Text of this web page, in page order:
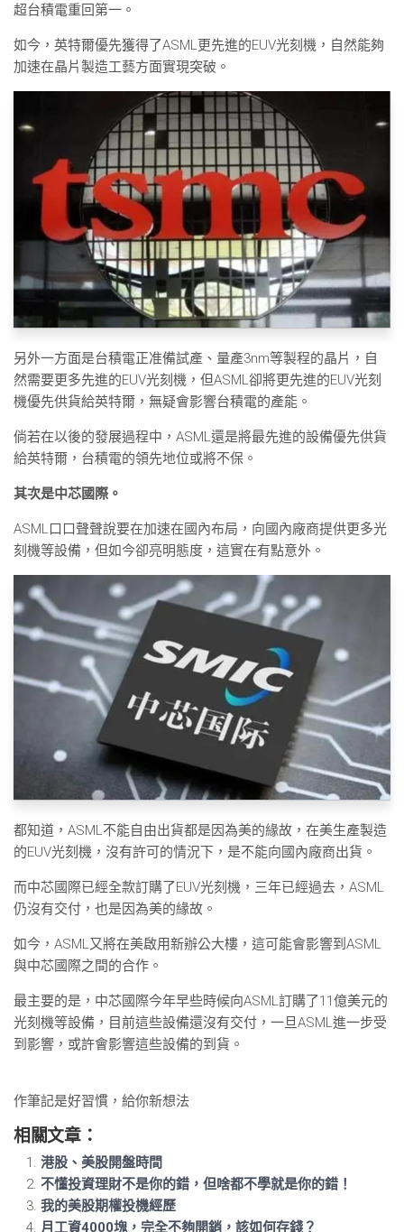
超台積電重回第一。
如今，英特爾優先獲得了ASML更先進的EUV光刻機，自然能夠
加速在晶片製造工藝方面實現突破。
另外一方面是台積電正准備試產、量產3nm等製程的晶片，自
然需要更多先進的EUV光刻機，但ASML卻將更先進的EUV光刻
機優先供貨給英特爾，無疑會影響台積電的產能。
倘若在以後的發展過程中，ASML還是將最先進的設備優先供貨
給英特爾，台積電的領先地位或將不保。
其次是中芯國際。
ASML口口聲聲說要在加速在國內布局，向國內廠商提供更多光
刻機等設備，但如今卻亮明態度，這實在有點意外。
都知道，ASML不能自由出貨都是因為美的緣故，在美生產製造
的EUV光刻機，沒有許可的情況下，是不能向國內廠商出貨。
而中芯國際已經全款訂購了EUV光刻機，三年已經過去，ASML
仍沒有交付，也是因為美的緣故。
如今，ASML又將在美啟用新辦公大樓，這可能會影響到ASML
與中芯國際之間的合作。
最主要的是，中芯國際今年早些時候向ASML訂購了11億美元的
光刻機等設備，目前這些設備還沒有交付，一旦ASML進一步受
到影響，或許會影響這些設備的到貨。
作筆記是好習慣，給你新想法
相關文章：
港股、美股開盤時間
不懂投資理財不是你的錯，但啥都不學就是你的錯！
我的美股期權投機經歷
月工資4000塊，完全不夠開銷，該如何存錢？